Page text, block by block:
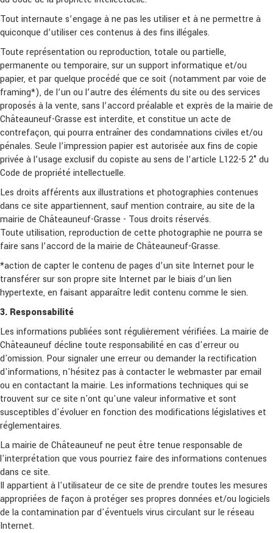
Tout internaute s’engage à ne pas les utiliser et à ne permettre à
quiconque d’utiliser ces contenus à des fins illégales.
Toute représentation ou reproduction, totale ou partielle,
permanente ou temporaire, sur un support informatique et/ou
papier, et par quelque procédé que ce soit (notamment par voie de
framing*), de l’un ou l’autre des éléments du site ou des services
proposés à la vente, sans l’accord préalable et exprès de la mairie de
Châteauneuf-Grasse est interdite, et constitue un acte de
contrefaçon, qui pourra entraîner des condamnations civiles et/ou
pénales. Seule l’impression papier est autorisée aux fins de copie
privée à l’usage exclusif du copiste au sens de l’article L122-5 2° du
Code de propriété intellectuelle.
Les droits afférents aux illustrations et photographies contenues
dans ce site appartiennent, sauf mention contraire, au site de la
mairie de Châteauneuf-Grasse - Tous droits réservés.
Toute utilisation, reproduction de cette photographie ne pourra se
faire sans l’accord de la mairie de Châteauneuf-Grasse.
*action de capter le contenu de pages d’un site Internet pour le
transférer sur son propre site Internet par le biais d’un lien
hypertexte, en faisant apparaître ledit contenu comme le sien.
3. Responsabilité
Les informations publiées sont régulièrement vérifiées. La mairie de
Châteauneuf décline toute responsabilité en cas d'erreur ou
d'omission. Pour signaler une erreur ou demander la rectification
d'informations, n'hésitez pas à contacter le webmaster par email
ou en contactant la mairie. Les informations techniques qui se
trouvent sur ce site n'ont qu'une valeur informative et sont
susceptibles d'évoluer en fonction des modifications législatives et
réglementaires.
La mairie de Châteauneuf ne peut être tenue responsable de
l'interprétation que vous pourriez faire des informations contenues
dans ce site.
Il appartient à l'utilisateur de ce site de prendre toutes les mesures
appropriées de façon à protéger ses propres données et/ou logiciels
de la contamination par d'éventuels virus circulant sur le réseau
Internet.